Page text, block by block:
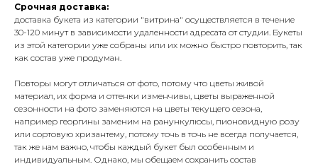
Срочная доставка:
доставка букета из категории "витрина" осуществляется в течение
30-120 минут в зависимости удаленности адресата от студии. Букеты
из этой категории уже собраны или их можно быстро повторить, так
как состав уже продуман.
Повторы могут отличаться от фото, потому что цветы живой
материал, их форма и оттенки изменчивы, цветы выраженной
сезонности на фото заменяются на цветы текущего сезона,
например георгины заменим на ранункулюсы, пионовидную розу
или сортовую хризантему, потому точь в точь не всегда получается,
так же нам важно, чтобы каждый букет был особенным и
индивидуальным. Однако, мы обещаем сохранить состав